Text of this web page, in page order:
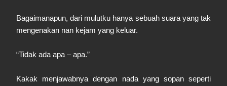
Bagaimanapun, dari mulutku hanya sebuah suara yang tak
mengenakan nan kejam yang keluar.
“Tidak ada apa – apa.”
Kakak menjawabnya dengan nada yang sopan seperti